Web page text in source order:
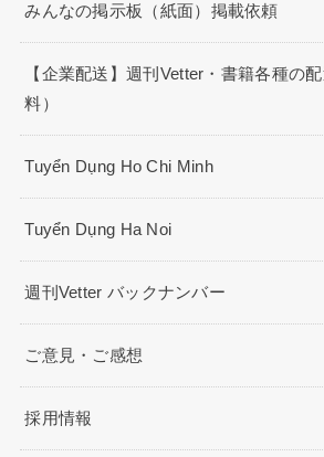
みんなの掲示板（紙面）掲載依頼
【企業配送】週刊Vetter・書籍各種の
料）
Tuyển Dụng Ho Chi Minh
Tuyển Dụng Ha Noi
週刊Vetter バックナンバー
ご意見・ご感想
採用情報